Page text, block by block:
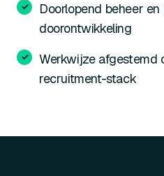
Doorlopend beheer
doorontwikkeling
Werkwijze afgestemd
recruitment-stack